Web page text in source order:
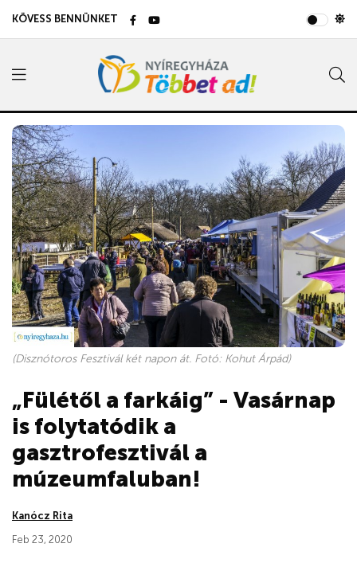
KÖVESS BENNÜNKET
(Disznótoros Fesztivál két napon át. Fotó: Kohut Árpád)
„Fülétől a farkáig” - Vasárnap
is folytatódik a
gasztrofesztivál a
múzeumfaluban!
Kanócz Rita
Feb 23, 2020